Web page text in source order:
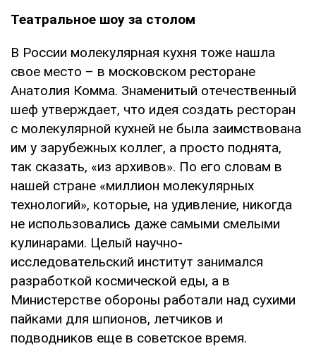
Театральное шоу за столом
В России молекулярная кухня тоже нашла
свое место – в московском ресторане
Анатолия Комма. Знаменитый отечественный
шеф утверждает, что идея создать ресторан
с молекулярной кухней не была заимствована
им у зарубежных коллег, а просто поднята,
так сказать, «из архивов». По его словам в
нашей стране «миллион молекулярных
технологий», которые, на удивление, никогда
не использовались даже самыми смелыми
кулинарами. Целый научно-
исследовательский институт занимался
разработкой космической еды, а в
Министерстве обороны работали над сухими
пайками для шпионов, летчиков и
подводников еще в советское время.